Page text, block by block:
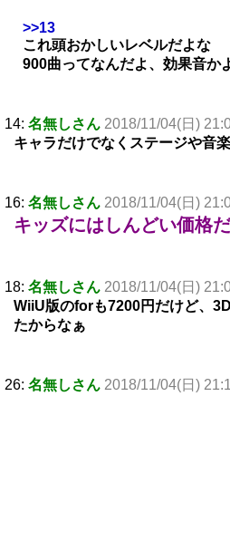
>>13
これ頭おかしいレベルだよな
900曲ってなんだよ、効果音か
14: 名無しさん 2018/11/04(日)
キャラだけでなくステージや音
16: 名無しさん 2018/11/04(日)
キッズにはしんどい価格
18: 名無しさん 2018/11/04(日)
WiiU版のforも7200円だけど、
たからなぁ
26: 名無しさん 2018/11/04(日)